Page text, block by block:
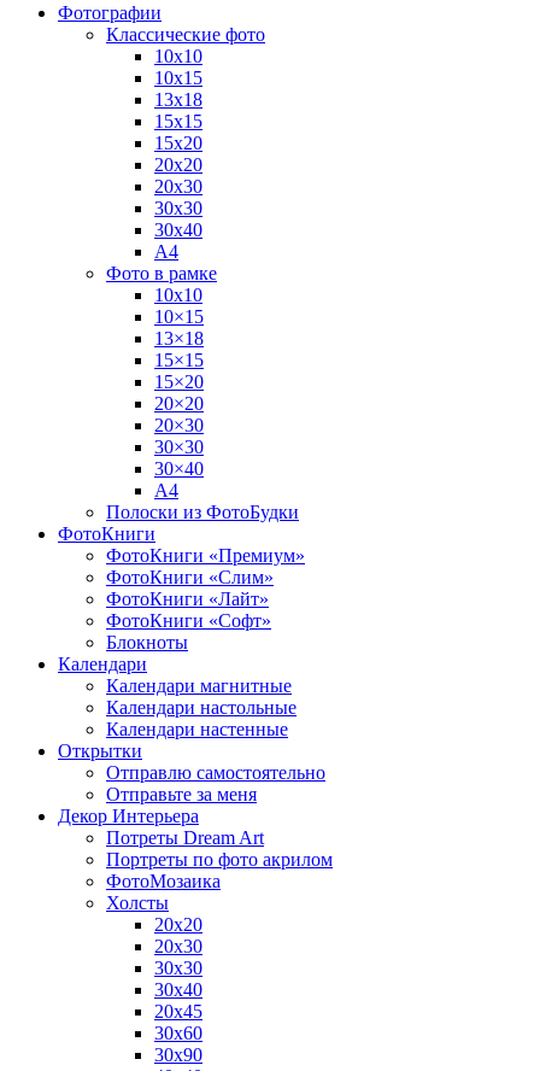
Фотографии
Классические фото
10х10
10х15
13х18
15х15
15х20
20х20
20х30
30х30
30х40
А4
Фото в рамке
10х10
10×15
13×18
15×15
15×20
20×20
20×30
30×30
30×40
A4
Полоски из ФотоБудки
ФотоКниги
ФотоКниги «Премиум»
ФотоКниги «Слим»
ФотоКниги «Лайт»
ФотоКниги «Софт»
Блокноты
Календари
Календари магнитные
Календари настольные
Календари настенные
Открытки
Отправлю самостоятельно
Отправьте за меня
Декор Интерьера
Потреты Dream Art
Портреты по фото акрилом
ФотоМозаика
Холсты
20х20
20х30
30х30
30х40
20х45
30х60
30х90